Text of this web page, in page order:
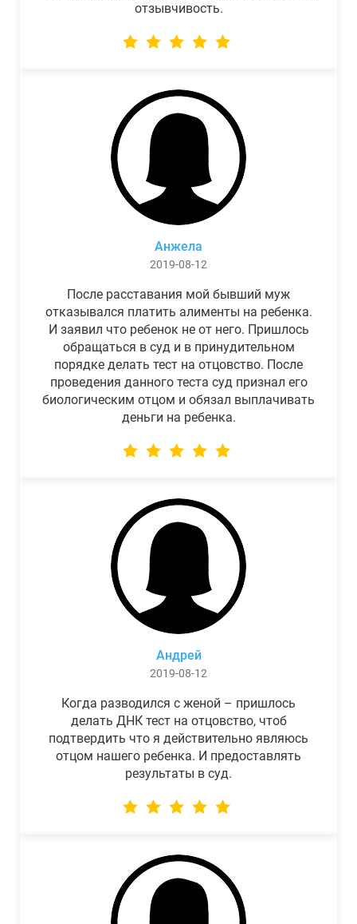
отзывчивость.
Анжела
2019-08-12
После расставания мой бывший муж
отказывался платить алименты на ребенка.
И заявил что ребенок не от него. Пришлось
обращаться в суд и в принудительном
порядке делать тест на отцовство. После
проведения данного теста суд признал его
биологическим отцом и обязал выплачивать
деньги на ребенка.
Андрей
2019-08-12
Когда разводился с женой – пришлось
делать ДНК тест на отцовство, чтоб
подтвердить что я действительно являюсь
отцом нашего ребенка. И предоставлять
результаты в суд.